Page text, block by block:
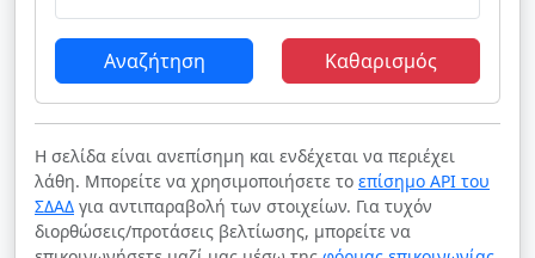
Αναζήτηση Καθαρισμός
Η σελίδα είναι ανεπίσημη και ενδέχεται να περιέχει
λάθη. Μπορείτε να χρησιμοποιήσετε το επίσημο API του
ΣΔΑΔ για αντιπαραβολή των στοιχείων. Για τυχόν
διορθώσεις/προτάσεις βελτίωσης, μπορείτε να